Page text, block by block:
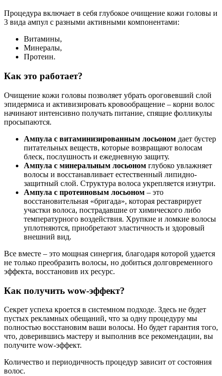
Процедура включает в себя глубокое очищение кожи головы и
3 вида ампул с разными активными компонентами:
Витамины,
Минералы,
Протеин.
Как это работает?
Очищение кожи головы позволяет убрать ороговевший слой
эпидермиса и активизировать кровообращение – корни волос
начинают интенсивно получать питание, спящие фолликулы
просыпаются.
Ампула с витаминизированным лосьоном дает бустер
питательных веществ, которые возвращают волосам
блеск, послушность и ежедневную защиту.
Ампула с минеральным лосьоном глубоко увлажняет
волосы и восстанавливает естественный липидно-
защитный слой. Структура волоса укрепляется изнутри.
Ампула с протеиновым лосьоном – это
восстановительная «бригада», которая реставрирует
участки волоса, пострадавшие от химического либо
температурного воздействия. Хрупкие и ломкие волосы
уплотняются, приобретают эластичность и здоровый
внешний вид.
Все вместе – это мощная синергия, благодаря которой удается
не только преобразить волосы, но добиться долговременного
эффекта, восстановив их ресурс.
Как получить wow-эффект?
Секрет успеха кроется в системном подходе. Здесь не будет
пустых рекламных обещаний, что за одну процедуру мы
полностью восстановим ваши волосы. Но будет гарантия того,
что, доверившись мастеру и выполнив все рекомендации, вы
получите wow-эффект.
Количество и периодичность процедур зависит от состояния
волос.